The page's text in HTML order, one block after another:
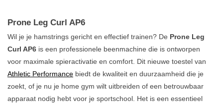
Prone Leg Curl AP6
Wil je je hamstrings gericht en effectief trainen? De Prone Leg
Curl AP6 is een professionele beenmachine die is ontworpen
voor maximale spieractivatie en comfort. Dit nieuwe toestel van
Athletic Performance biedt de kwaliteit en duurzaamheid die je
zoekt, of je nu je home gym wilt uitbreiden of een betrouwbaar
apparaat nodig hebt voor je sportschool. Het is een essentieel